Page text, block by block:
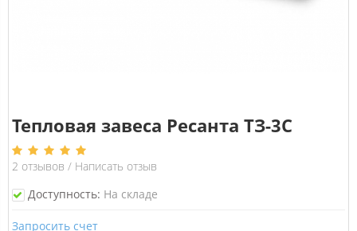
Тепловая завеса Ресанта ТЗ-3С
2 отзывов / Написать отзыв
Доступность: На складе
Запросить счет